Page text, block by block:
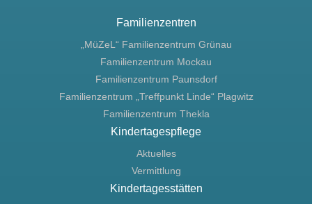
Familienzentren
„MüZeL“ Familienzentrum Grünau
Familienzentrum Mockau
Familienzentrum Paunsdorf
Familienzentrum „Treffpunkt Linde“ Plagwitz
Familienzentrum Thekla
Kindertagespflege
Aktuelles
Vermittlung
Kindertagesstätten